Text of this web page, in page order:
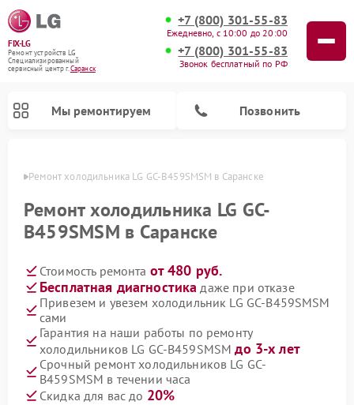
FIX-LG
Ремонт устройств LG
Специализированный
cервисный центр г.Саранск
+7 (800) 301-55-83
Ежедневно, с 10:00 до 20:00
+7 (800) 301-55-83
Звонок бесплатный по РФ
Мы ремонтируем Позвонить
Ремонт холодильника LG GC-B459SMSM в Саранске
Ремонт холодильника LG GC-
B459SMSM в Саранске
Стоимость ремонта от 480 руб.
Бесплатная диагностика даже при отказе
Привезем и увезем холодильник LG GC-B459SMSM
сами
Гарантия на наши работы по ремонту
холодильников LG GC-B459SMSMдо 3-х лет
Срочный ремонт холодильников LG GC-
B459SMSM в течении часа
Скидка для вас до 20%